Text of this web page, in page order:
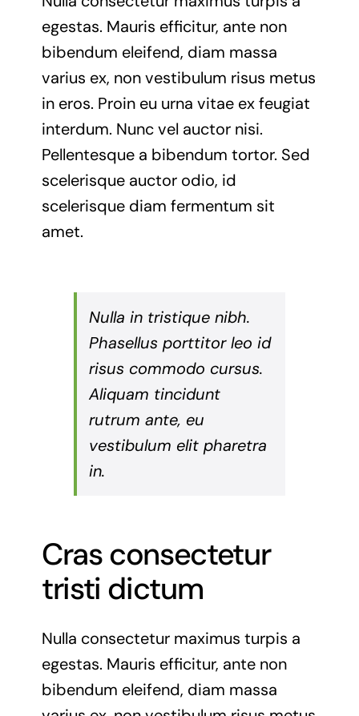
egestas. Mauris efficitur, ante non
bibendum eleifend, diam massa
varius ex, non vestibulum risus metus
in eros. Proin eu urna vitae ex feugiat
interdum. Nunc vel auctor nisi.
Pellentesque a bibendum tortor. Sed
scelerisque auctor odio, id
scelerisque diam fermentum sit
amet.
Nulla in tristique nibh.
Phasellus porttitor leo id
risus commodo cursus.
Aliquam tincidunt
rutrum ante, eu
vestibulum elit pharetra
in.
Cras consectetur
tristi dictum
Nulla consectetur maximus turpis a
egestas. Mauris efficitur, ante non
bibendum eleifend, diam massa